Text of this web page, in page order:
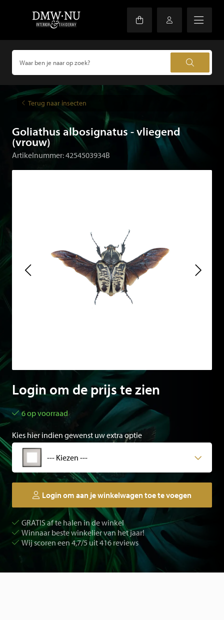
Terug naar insecten
Goliathus albosignatus - vliegend
(vrouw)
Artikelnummer: 4254503934B
Login om de prijs te zien
6 op voorraad
Kies hier indien gewenst uw extra optie
--- Kiezen ---
Login om aan je winkelwagen toe te voegen
GRATIS af te halen in de winkel
Winnaar beste winkelier van het jaar!
Wij scoren een 4,7/5 uit 416 reviews